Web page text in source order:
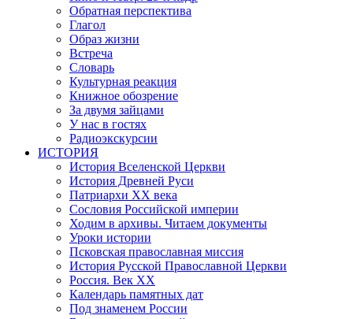
Обратная перспектива
Глагол
Образ жизни
Встреча
Словарь
Культурная реакция
Книжное обозрение
За двумя зайцами
У нас в гостях
Радиоэкскурсии
ИСТОРИЯ
История Вселенской Церкви
История Древней Руси
Патриархи XX века
Сословия Российской империи
Ходим в архивы. Читаем документы
Уроки истории
Псковская православная миссия
История Русской Православной Церкви
Россия. Век ХХ
Календарь памятных дат
Под знаменем России